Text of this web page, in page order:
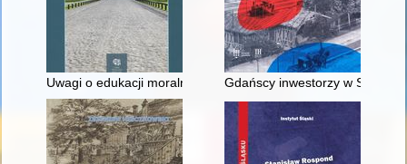
Uwagi o edukacji moralnej synów szlacheckich w XVI-
Gdańscy inwestorzy w